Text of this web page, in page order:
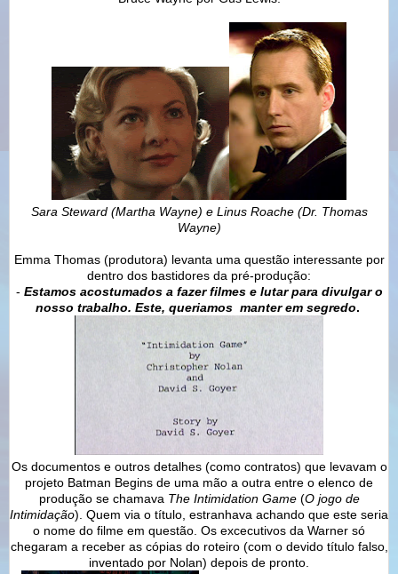
Sara Steward (Martha Wayne) e Linus Roache (Dr. Thomas
Wayne)
Emma Thomas (produtora) levanta uma questão interessante por
dentro dos bastidores da pré-produção:
- Estamos acostumados a fazer filmes e lutar para divulgar o
nosso trabalho. Este, queriamos manter em segredo.
Os documentos e outros detalhes (como contratos) que levavam o
projeto Batman Begins de uma mão a outra entre o elenco de
produção se chamava The Intimidation Game(O jogo de
Intimidação). Quem via o título, estranhava achando que este seria
o nome do filme em questão. Os excecutivos da Warner só
chegaram a receber as cópias do roteiro (com o devido título falso,
inventado por Nolan) depois de pronto.